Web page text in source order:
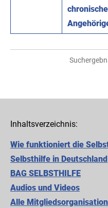
Inhaltsverzeichnis:
Wie funktioniert die
Selbsthilfe in Deutschland
BAG SELBSTHILFE
Audios und Videos
Alle